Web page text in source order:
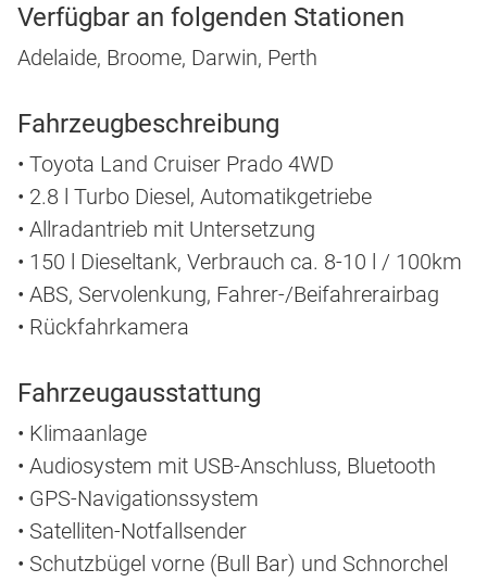
Verfügbar an folgenden Stationen
Adelaide, Broome, Darwin, Perth
Fahrzeugbeschreibung
• Toyota Land Cruiser Prado 4WD
• 2.8 l Turbo Diesel, Automatikgetriebe
• Allradantrieb mit Untersetzung
• 150 l Dieseltank, Verbrauch ca. 8-10 l / 100km
• ABS, Servolenkung, Fahrer-/Beifahrerairbag
• Rückfahrkamera
Fahrzeugausstattung
• Klimaanlage
• Audiosystem mit USB-Anschluss, Bluetooth
• GPS-Navigationssystem
• Satelliten-Notfallsender
• Schutzbügel vorne (Bull Bar) und Schnorchel